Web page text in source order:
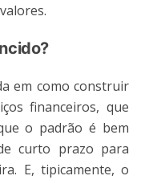
em como construir
financeiros, que
o padrão é bem
curto prazo para
E, tipicamente, o